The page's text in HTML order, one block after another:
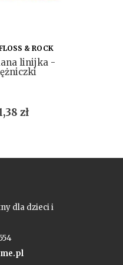
KOSZYKA& ROCK
linijka -
zł
dla dzieci i